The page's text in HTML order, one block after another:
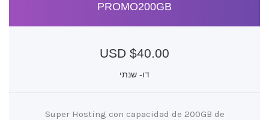
PROMO200GB
$40.00 USD
דו- שנתי
Super Hosting con capacidad de 200GB de